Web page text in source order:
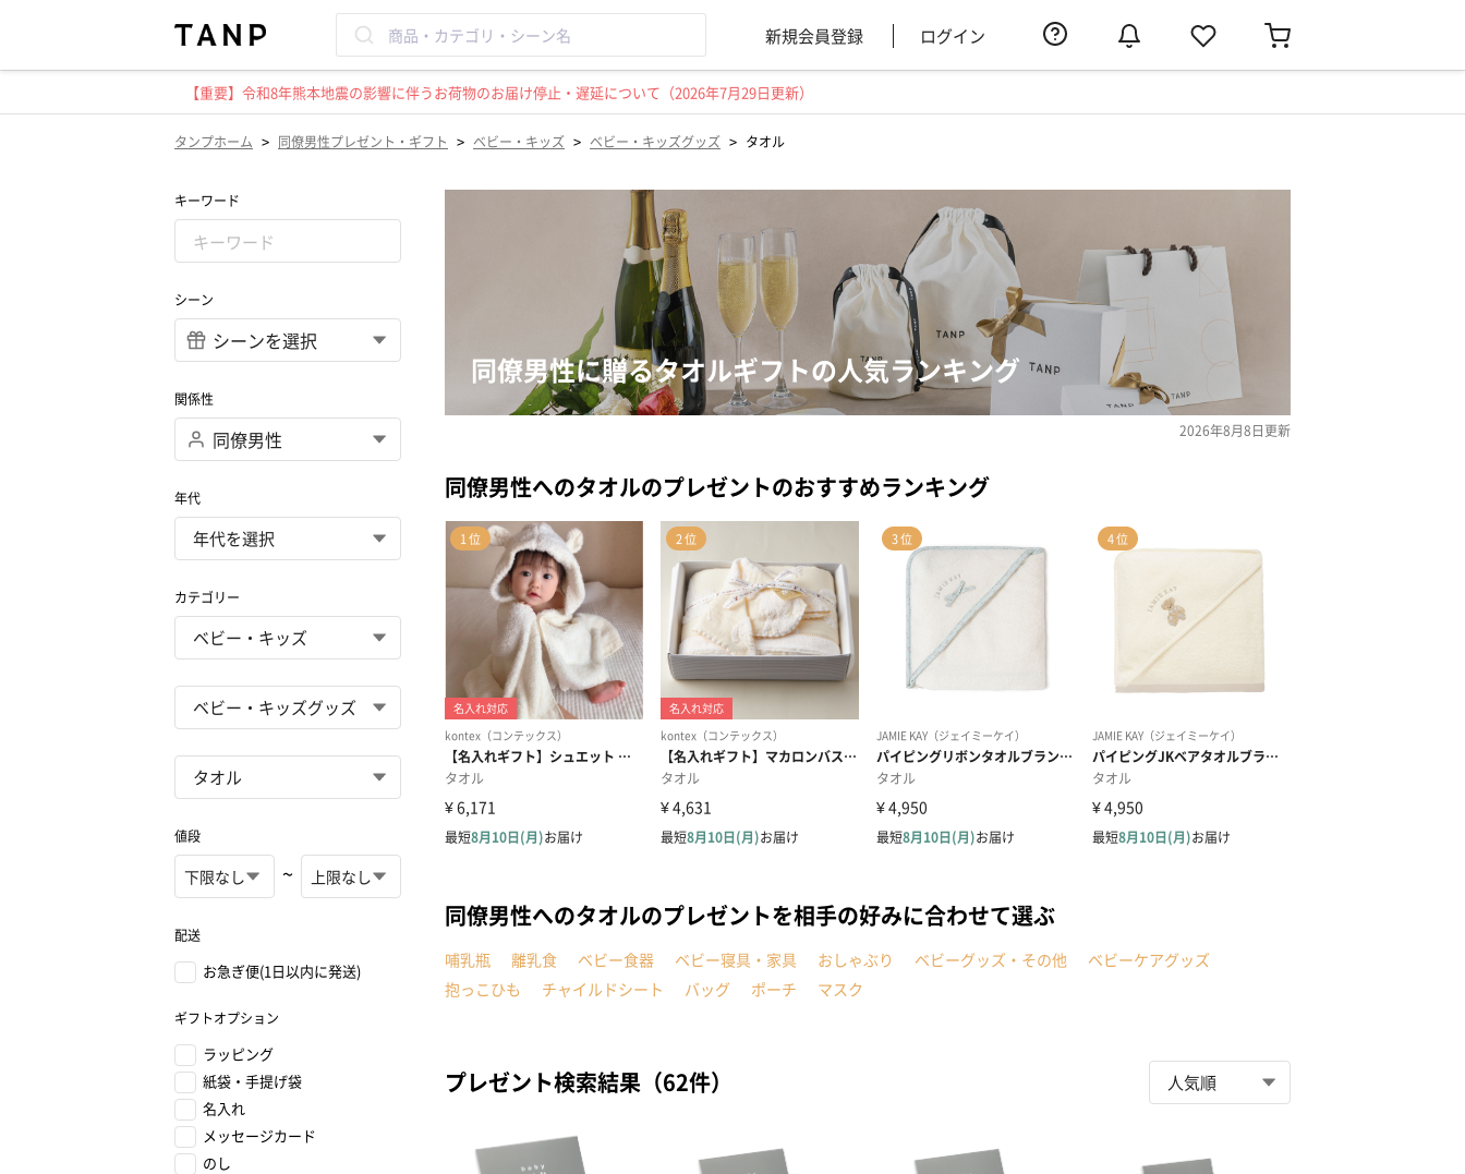
新規会員登録 ログイン
【重要】令和8年熊本地震の影響に伴うお荷物のお届け停止・遅延について（2026年7月29日更新）
タンプホーム > 同僚男性プレゼント・ギフト > ベビー・キッズ > ベビー・キッズグッズ > タオル
キーワード
シーン
関係性
年代
カテゴリー
値段
~
配送
お急ぎ便(1日以内に発送)
ギフトオプション
ラッピング
紙袋・手提げ袋
名入れ
メッセージカード
のし
同僚男性に贈るタオルギフトの人気ランキング
2026年8月8日更新
同僚男性へのタオルのプレゼントのおすすめランキング
同僚男性へのタオルのプレゼントを相手の好みに合わせて選ぶ
哺乳瓶 離乳食 ベビー食器 ベビー寝具・家具 おしゃぶり ベビーグッズ・その他
ベビーケアグッズ
抱っこひも
チャイルドシート バッグ ポーチ マスク
プレゼント検索結果（62件）